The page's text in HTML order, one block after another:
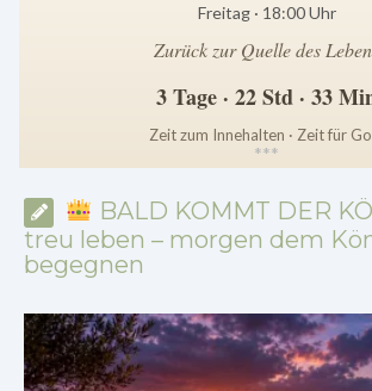
Freitag · 18:00 Uhr
Zurück zur Quelle des
3 Tage · 22 Std · 33
Zeit zum Innehalten · Zeit für
***
BALD KOMMT DER
treu leben – morgen dem
begegnen